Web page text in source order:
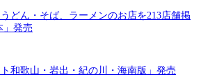
どん・そば、ラーメンのお店を213店舗掲
」発売
ト和歌山・岩出・紀の川・海南版」発売